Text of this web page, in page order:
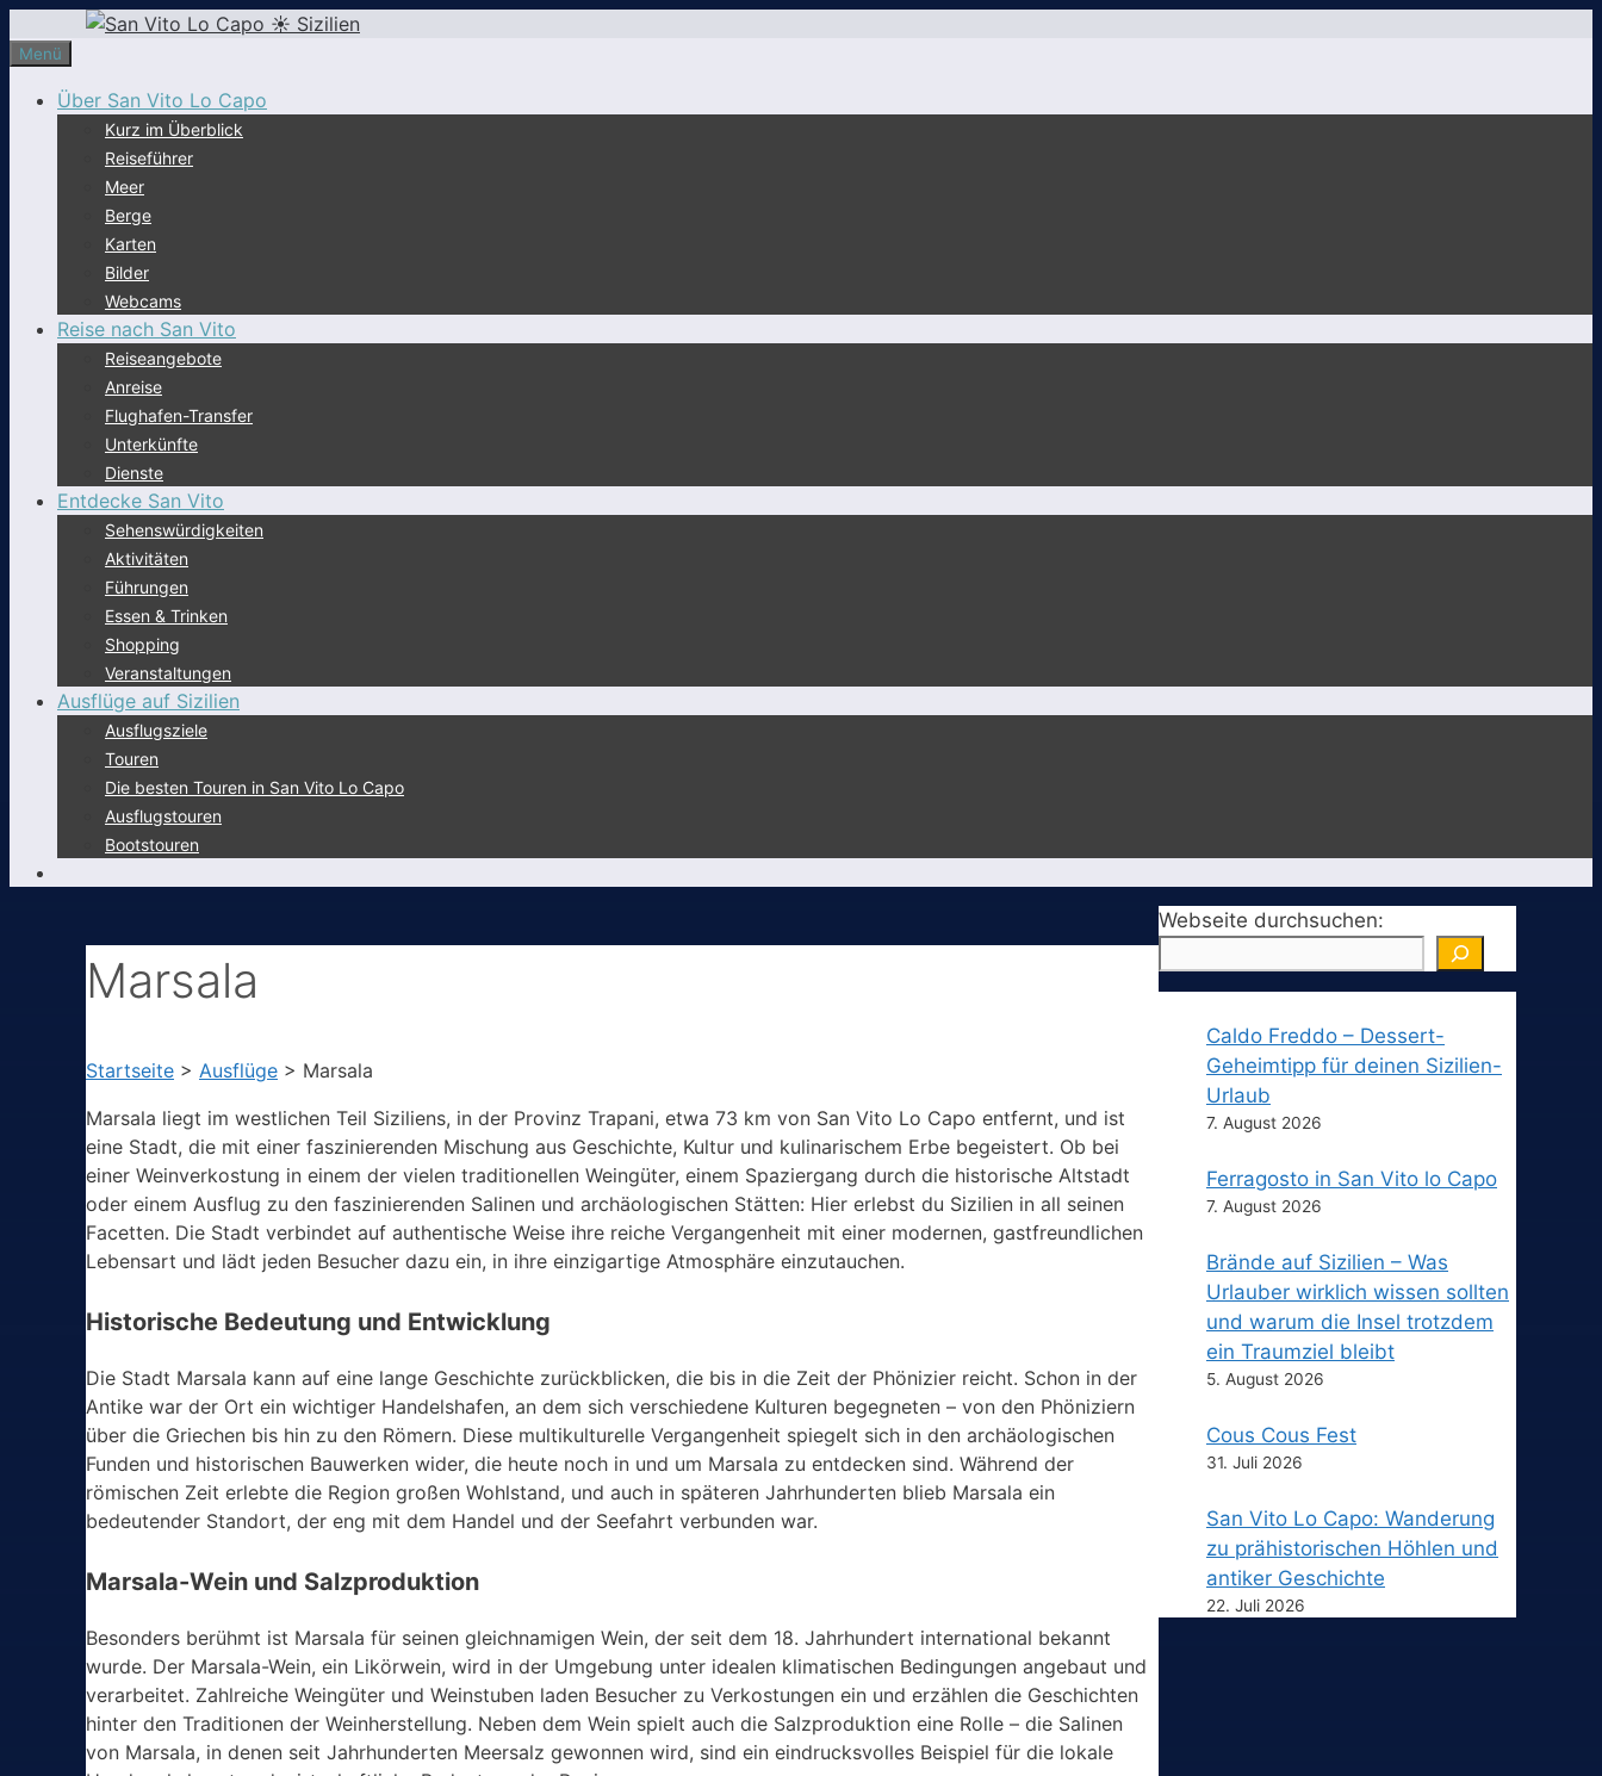
Inhalt
Menü
Über San Vito Lo Capo
Kurz im Überblick
Reiseführer
Meer
Berge
Karten
Bilder
Webcams
Reise nach San Vito
Reiseangebote
Anreise
Flughafen-Transfer
Unterkünfte
Dienste
Entdecke San Vito
Sehenswürdigkeiten
Aktivitäten
Führungen
Essen & Trinken
Shopping
Veranstaltungen
Ausflüge auf Sizilien
Ausflugsziele
Touren
Die besten Touren in San Vito Lo Capo
Ausflugstouren
Bootstouren
Marsala
Startseite > Ausflüge > Marsala
Marsala liegt im westlichen Teil Siziliens, in der Provinz Trapani, etwa 73 km von San Vito Lo Capo entfernt, und ist
eine Stadt, die mit einer faszinierenden Mischung aus Geschichte, Kultur und kulinarischem Erbe begeistert. Ob bei
einer Weinverkostung in einem der vielen traditionellen Weingüter, einem Spaziergang durch die historische Altstadt
oder einem Ausflug zu den faszinierenden Salinen und archäologischen Stätten: Hier erlebst du Sizilien in all seinen
Facetten. Die Stadt verbindet auf authentische Weise ihre reiche Vergangenheit mit einer modernen, gastfreundlichen
Lebensart und lädt jeden Besucher dazu ein, in ihre einzigartige Atmosphäre einzutauchen.
Historische Bedeutung und Entwicklung
Die Stadt Marsala kann auf eine lange Geschichte zurückblicken, die bis in die Zeit der Phönizier reicht. Schon in der
Antike war der Ort ein wichtiger Handelshafen, an dem sich verschiedene Kulturen begegneten – von den Phöniziern
über die Griechen bis hin zu den Römern. Diese multikulturelle Vergangenheit spiegelt sich in den archäologischen
Funden und historischen Bauwerken wider, die heute noch in und um Marsala zu entdecken sind. Während der
römischen Zeit erlebte die Region großen Wohlstand, und auch in späteren Jahrhunderten blieb Marsala ein
bedeutender Standort, der eng mit dem Handel und der Seefahrt verbunden war.
Marsala-Wein und Salzproduktion
Besonders berühmt ist Marsala für seinen gleichnamigen Wein, der seit dem 18. Jahrhundert international bekannt
wurde. Der Marsala-Wein, ein Likörwein, wird in der Umgebung unter idealen klimatischen Bedingungen angebaut und
verarbeitet. Zahlreiche Weingüter und Weinstuben laden Besucher zu Verkostungen ein und erzählen die Geschichten
hinter den Traditionen der Weinherstellung. Neben dem Wein spielt auch die Salzproduktion eine Rolle – die Salinen
von Marsala, in denen seit Jahrhunderten Meersalz gewonnen wird, sind ein eindrucksvolles Beispiel für die lokale
Webseite durchsuchen:
Caldo Freddo – Dessert-
Geheimtipp für deinen Sizilien-
Urlaub
7. August 2026
Ferragosto in San Vito lo Capo
7. August 2026
Brände auf Sizilien – Was
Urlauber wirklich wissen sollten
und warum die Insel trotzdem
ein Traumziel bleibt
5. August 2026
Cous Cous Fest
31. Juli 2026
San Vito Lo Capo: Wanderung
zu prähistorischen Höhlen und
antiker Geschichte
22. Juli 2026